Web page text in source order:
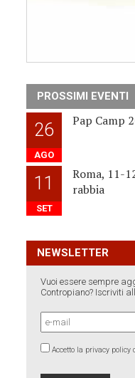
PROSSIMI EVENTI
26
AGO
Pap Camp
11
SET
Roma, 11-
rabbia
NEWSLETTER
Vuoi essere sempre
Contropiano? Iscriviti
Accetto la privacy policy